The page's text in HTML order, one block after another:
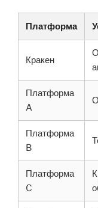
Платформа
Кракен
Платформа
A
Платформа
B
Платформа
C